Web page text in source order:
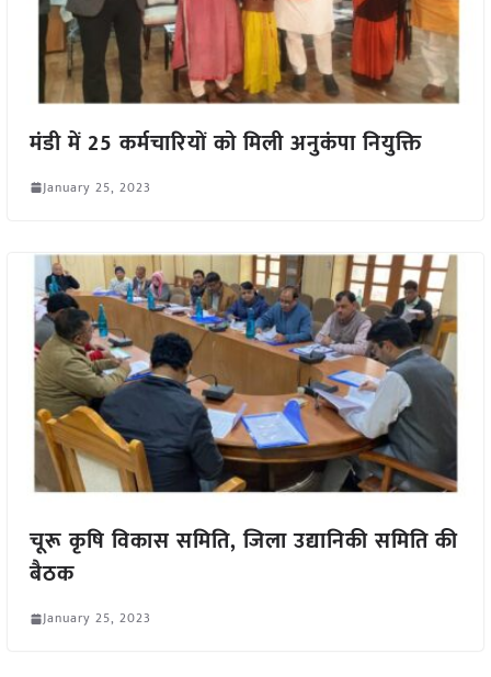
मंडी में 25 कर्मचारियों को मिली अनुकंपा नियुक्ति
January 25, 2023
चूरू कृषि विकास समिति, जिला उद्यानिकी समिति की
बैठक
January 25, 2023